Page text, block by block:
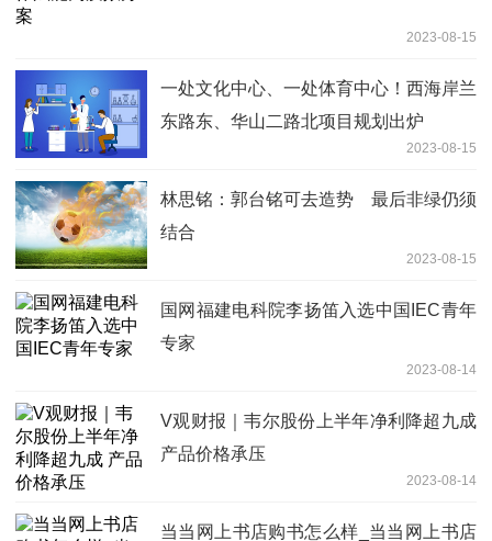
2023-08-15
一处文化中心、一处体育中心！西海岸兰
东路东、华山二路北项目规划出炉
2023-08-15
林思铭：郭台铭可去造势 最后非绿仍须
结合
2023-08-15
国网福建电科院李扬笛入选中国IEC青年
专家
2023-08-14
V观财报｜韦尔股份上半年净利降超九成
产品价格承压
2023-08-14
当当网上书店购书怎么样_当当网上书店